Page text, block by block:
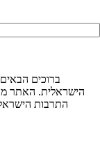
ברוכים
הישראלית. האתר
התרבות